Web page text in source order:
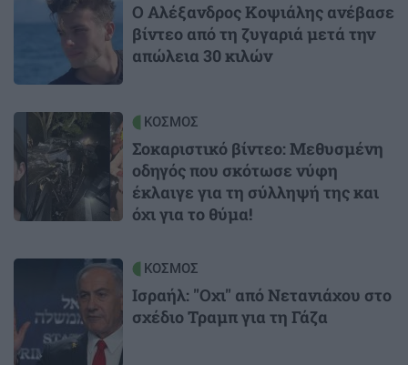
Ο Αλέξανδρος Κοψιάλης ανέβασε
βίντεο από τη ζυγαριά μετά την
απώλεια 30 κιλών
Image ΚΟΣΜΟΣ
Σοκαριστικό βίντεο: Μεθυσμένη
οδηγός που σκότωσε νύφη
έκλαιγε για τη σύλληψή της και
όχι για το θύμα!
ΚΟΣΜΟΣ
Ισραήλ: "Οχι" από Νετανιάχου στο
σχέδιο Τραμπ για τη Γάζα